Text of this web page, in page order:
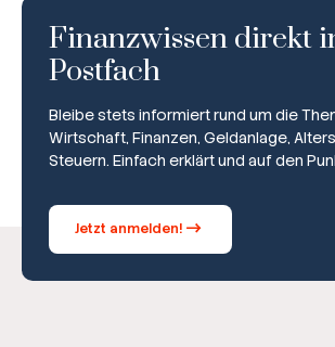
Finanzwissen direkt
Postfach
Bleibe stets informiert rund um die
Wirtschaft, Finanzen, Geldanlage,
Steuern. Einfach erklärt und auf den
Jetzt anmelden!